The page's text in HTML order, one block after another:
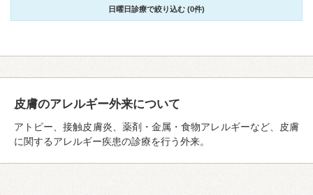
日曜日診療で絞り込む (0件)
皮膚のアレルギー外来について
アトピー、接触皮膚炎、薬剤・金属・食物アレルギーなど、皮膚
に関するアレルギー疾患の診療を行う外来。